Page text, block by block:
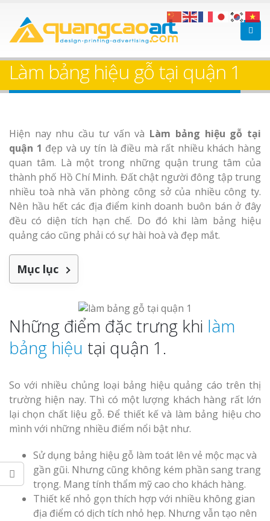
Làm bảng hiệu gỗ tại quận 1
Hiện nay nhu cầu tư vấn và Làm bảng hiệu gỗ tại
quận 1 đẹp và uy tín là điều mà rất nhiều khách hàng
quan tâm. Là một trong những quận trung tâm của
thành phố Hồ Chí Minh. Đất chật người đông tập trung
nhiều toà nhà văn phòng công sở của nhiều công ty.
Nên hầu hết các địa điểm kinh doanh buôn bán ở đây
đều có diện tích hạn chế. Do đó khi làm bảng hiệu
quảng cáo cũng phải có sự hài hoà và đẹp mắt.
Mục lục
Những điểm đặc trưng khi làm
bảng hiệu tại quận 1.
So với nhiều chủng loại bảng hiệu quảng cáo trên thị
trường hiện nay. Thì có một lượng khách hàng rất lớn
lại chọn chất liệu gỗ. Để thiết kế và làm bảng hiệu cho
mình với những nhiều điểm nổi bật như.
Sử dụng bảng hiệu gỗ làm toát lên vẻ mộc mạc và
gần gũi. Nhưng cũng không kém phần sang trang
trọng. Mang tính thẩm mỹ cao cho khách hàng.
Thiết kế nhỏ gọn thích hợp với nhiều không gian
địa điểm có dịch tích nhỏ hẹp. Nhưng vẫn tạo nên
Bảng gỗ treo cửa
Làm bảng hiệu gỗ tại
Biên Hòa
Làm bảng hiệu gỗ tại
Nghệ An
homestay chất lượng
Làm bảng
Làm biển
Thi công
cáo Thuận
Dương
tóc Thuận An
Làm biển
Nghệ An giá